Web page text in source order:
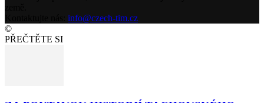
info@czech-tim.cz
©
PŘEČTĚTE SI